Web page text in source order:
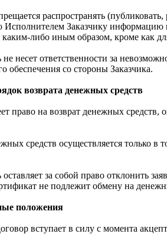
распространять
Исполнителем Заказчику информацию
либо иным образом, кроме как
несет ответственности за
обеспечения со стороны Заказчика.
возврата денежных средств
право на возврат денежных
средств осуществляется только
за собой право отклонить
не подлежит обмену на
положения
вступает в силу с момента